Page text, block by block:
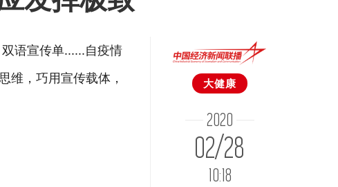
语宣传单......自疫情
维，巧用宣传载体，
大健康
2020
02/28
10:18